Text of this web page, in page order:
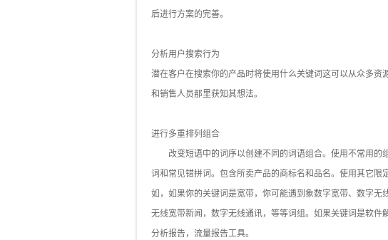
后进行方案的完善。
分析用户搜索行为
潜在客户在搜索你的产品时将使用什么关键词这可以从众多
和销售人员那里获知其想法。
进行多重排列组合
改变短语中的词序以创建不同的词语组合。使用不常用的
词和常见错拼词。包含所卖产品的商标名和品名。使用其它
如，如果你的关键词是宽带，你可能遇到象数字宽带、数字
无线宽带新闻，数字无线通讯，等等词组。如果关键词是软
分析报告，流量报告工具。